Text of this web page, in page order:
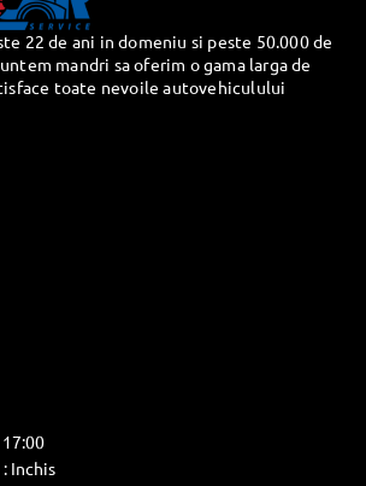
22 de ani in domeniu si peste 50.000 de
mandri sa oferim o gama larga de
toate nevoile autovehiculului
Inchis